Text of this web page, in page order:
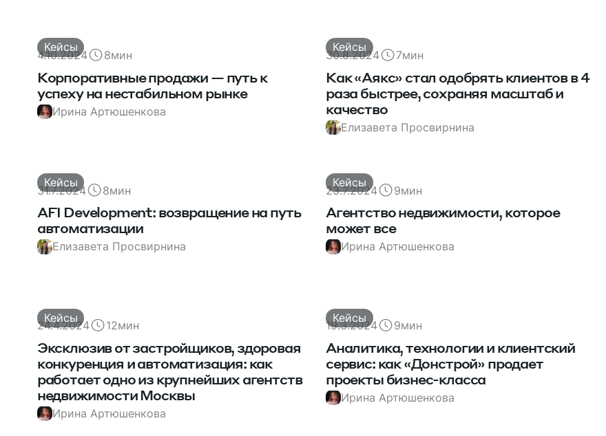
4.10.2024 8мин
Корпоративные продажи — путь к
успеху на нестабильном рынке
Ирина Артюшенкова
Кейсы
30.8.2024 7мин
Как «Аякс» стал одобрять клиентов в 4
раза быстрее, сохраняя масштаб и
качество
Елизавета Просвирнина
Кейсы
31.7.2024 8мин
AFI Development: возвращение на путь
автоматизации
Елизавета Просвирнина
Кейсы
23.7.2024 9мин
Агентство недвижимости, которое
может все
Ирина Артюшенкова
Кейсы
24.4.2024 12мин
Эксклюзив от застройщиков, здоровая
конкуренция и автоматизация: как
работает одно из крупнейших агентств
недвижимости Москвы
Ирина Артюшенкова
Кейсы
19.3.2024 9мин
Аналитика, технологии и клиентский
сервис: как «Донстрой» продает
проекты бизнес-класса
Ирина Артюшенкова
Кейсы